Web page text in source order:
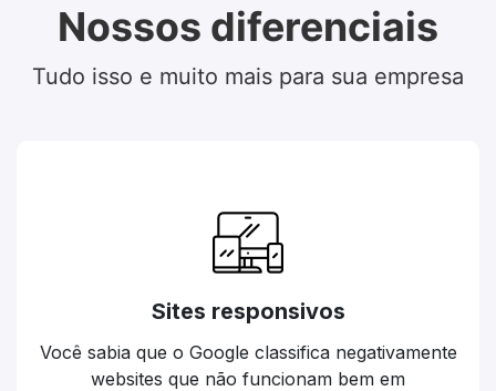
Nossos diferenciais
Tudo isso e muito mais para sua empresa
Sites responsivos
Você sabia que o Google classifica negativamente
websites que não funcionam bem em